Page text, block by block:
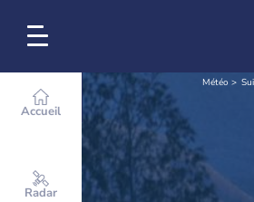
Accueil
Radar
Météo